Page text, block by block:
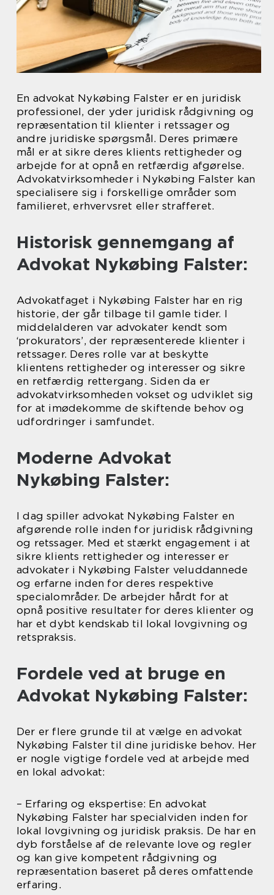
En advokat Nykøbing Falster er en juridisk
professionel, der yder juridisk rådgivning og
repræsentation til klienter i retssager og
andre juridiske spørgsmål. Deres primære
mål er at sikre deres klients rettigheder og
arbejde for at opnå en retfærdig afgørelse.
Advokatvirksomheder i Nykøbing Falster kan
specialisere sig i forskellige områder som
familieret, erhvervsret eller strafferet.
Historisk gennemgang af
Advokat Nykøbing Falster:
Advokatfaget i Nykøbing Falster har en rig
historie, der går tilbage til gamle tider. I
middelalderen var advokater kendt som
‘prokurators’, der repræsenterede klienter i
retssager. Deres rolle var at beskytte
klientens rettigheder og interesser og sikre
en retfærdig rettergang. Siden da er
advokatvirksomheden vokset og udviklet sig
for at imødekomme de skiftende behov og
udfordringer i samfundet.
Moderne Advokat
Nykøbing Falster:
I dag spiller advokat Nykøbing Falster en
afgørende rolle inden for juridisk rådgivning
og retssager. Med et stærkt engagement i at
sikre klients rettigheder og interesser er
advokater i Nykøbing Falster veluddannede
og erfarne inden for deres respektive
specialområder. De arbejder hårdt for at
opnå positive resultater for deres klienter og
har et dybt kendskab til lokal lovgivning og
retspraksis.
Fordele ved at bruge en
Advokat Nykøbing Falster:
Der er flere grunde til at vælge en advokat
Nykøbing Falster til dine juridiske behov. Her
er nogle vigtige fordele ved at arbejde med
en lokal advokat:
– Erfaring og ekspertise: En advokat
Nykøbing Falster har specialviden inden for
lokal lovgivning og juridisk praksis. De har en
dyb forståelse af de relevante love og regler
og kan give kompetent rådgivning og
repræsentation baseret på deres omfattende
erfaring.